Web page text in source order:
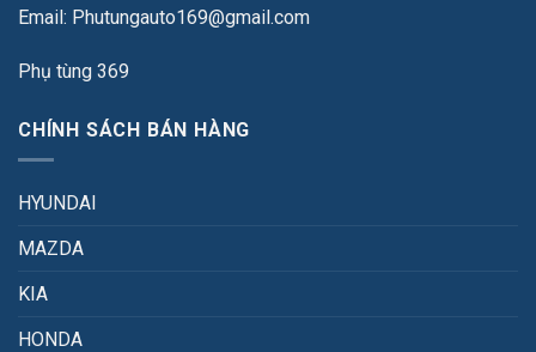
Email: Phutungauto169@gmail.com
Phụ tùng 369
CHÍNH SÁCH BÁN HÀNG
HYUNDAI
MAZDA
KIA
HONDA